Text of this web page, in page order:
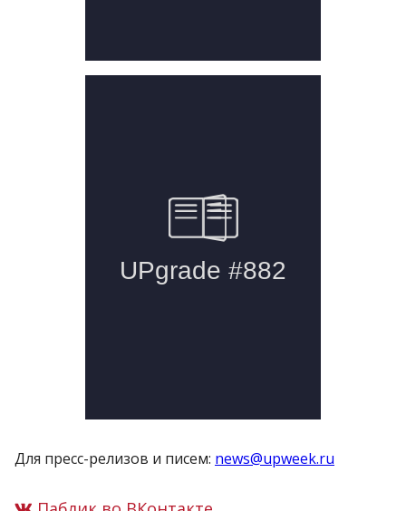
Для пресс-релизов и писем: news@upweek.ru